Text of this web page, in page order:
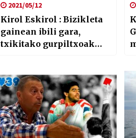
2021/05/12
Kirol Eskirol : Bizikleta
gainean ibili gara,
txikitako gurpiltxoak